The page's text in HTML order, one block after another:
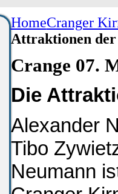
HomeCranger
Attraktionen
Crange 07.
Die
Alexander
Tibo
Neumann